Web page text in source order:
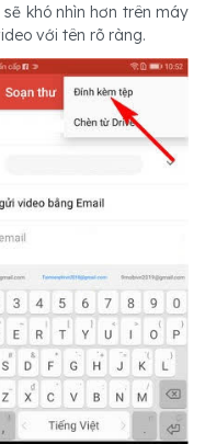
khó nhìn hơn trên máy
với tên rõ ràng.